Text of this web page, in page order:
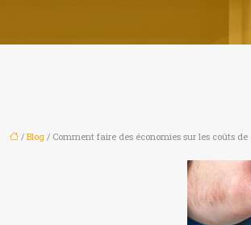
/ Blog / Comment faire des économies sur les coûts